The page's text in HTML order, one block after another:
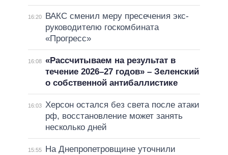
16:20
ВАКС сменил меру пресечения экс-
руководителю госкомбината
«Прогресс»
16:08 «Рассчитываем на результат в
течение 2026–27 годов» – Зеленский
о собственной антибаллистике
16:03 Херсон остался без света после атаки
рф, восстановление может занять
несколько дней
15:55
На Днепропетровщине уточнили